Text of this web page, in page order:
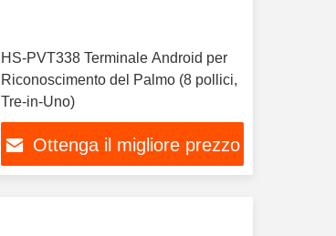
HS-PVT338 Terminale Android per
Riconoscimento del Palmo (8 pollici,
Tre-in-Uno)
Ottenga il migliore prezzo